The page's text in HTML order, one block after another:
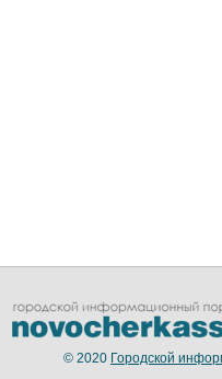
© 2020 Городской